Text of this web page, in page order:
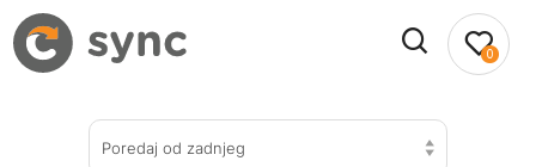
0
Poredaj od zadnjeg